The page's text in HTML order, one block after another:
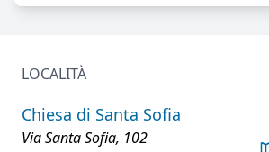
LOCALITÀ
Chiesa di Santa Sofia
Via Santa Sofia, 102